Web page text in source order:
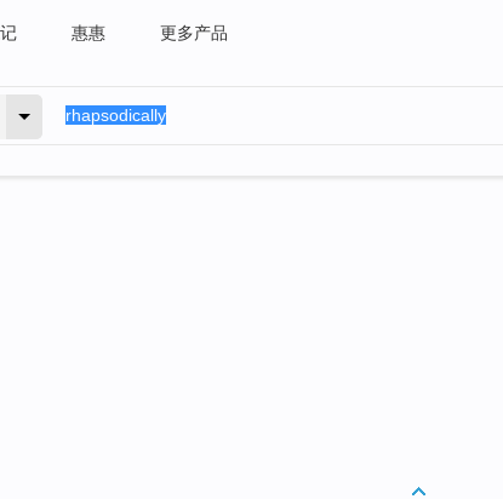
惠惠 更多产品